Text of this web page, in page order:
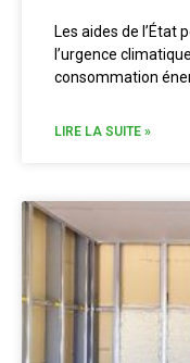
Les aides de l’État
l’urgence
consommation
LIRE LA SUITE »